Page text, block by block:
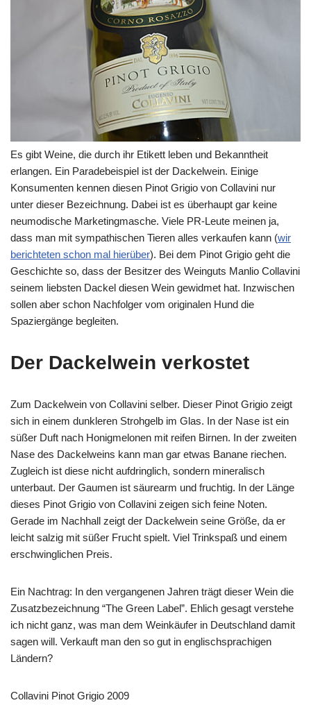
Es gibt Weine, die durch ihr Etikett leben und Bekanntheit
erlangen. Ein Paradebeispiel ist der Dackelwein. Einige
Konsumenten kennen diesen Pinot Grigio von Collavini nur
unter dieser Bezeichnung. Dabei ist es überhaupt gar keine
neumodische Marketingmasche. Viele PR-Leute meinen ja,
dass man mit sympathischen Tieren alles verkaufen kann (wir
berichteten schon mal hierüber). Bei dem Pinot Grigio geht die
Geschichte so, dass der Besitzer des Weinguts Manlio Collavini
seinem liebsten Dackel diesen Wein gewidmet hat. Inzwischen
sollen aber schon Nachfolger vom originalen Hund die
Spaziergänge begleiten.
Der Dackelwein verkostet
Zum Dackelwein von Collavini selber. Dieser Pinot Grigio zeigt
sich in einem dunkleren Strohgelb im Glas. In der Nase ist ein
süßer Duft nach Honigmelonen mit reifen Birnen. In der zweiten
Nase des Dackelweins kann man gar etwas Banane riechen.
Zugleich ist diese nicht aufdringlich, sondern mineralisch
unterbaut. Der Gaumen ist säurearm und fruchtig. In der Länge
dieses Pinot Grigio von Collavini zeigen sich feine Noten.
Gerade im Nachhall zeigt der Dackelwein seine Größe, da er
leicht salzig mit süßer Frucht spielt. Viel Trinkspaß und einem
erschwinglichen Preis.
Ein Nachtrag: In den vergangenen Jahren trägt dieser Wein die
Zusatzbezeichnung “The Green Label”. Ehlich gesagt verstehe
ich nicht ganz, was man dem Weinkäufer in Deutschland damit
sagen will. Verkauft man den so gut in englischsprachigen
Ländern?
Collavini Pinot Grigio 2009